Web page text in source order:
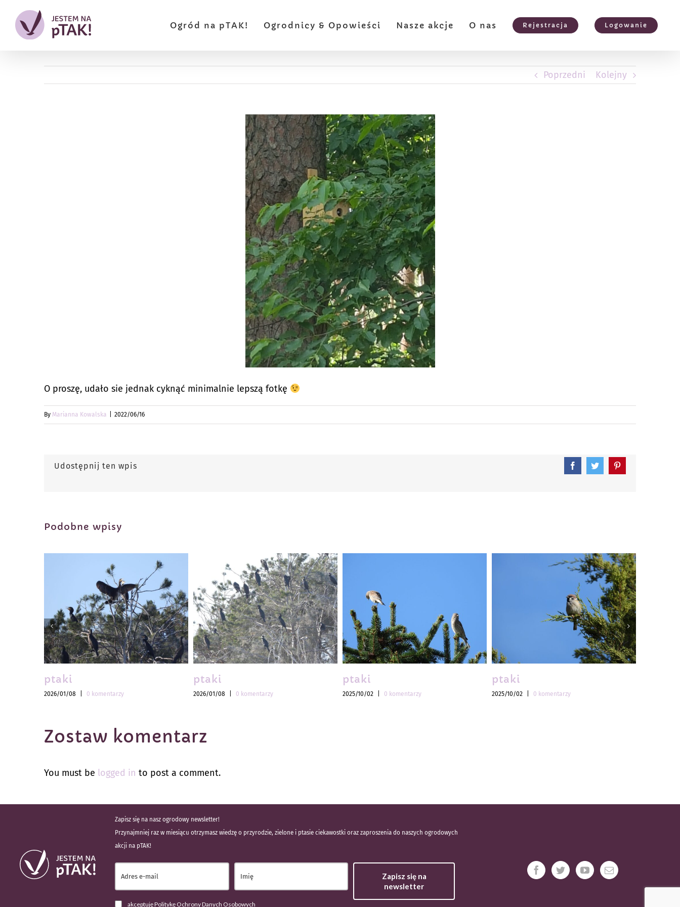
zawartości
Ogród na pTAK! Ogrodnicy & Opowieści Nasze akcje O nas Rejestracja Logowanie
Poprzedni Kolejny
O proszę, udało sie jednak cyknąć minimalnie lepszą fotkę
By Marianna Kowalska 2022/06/16
Udostępnij ten wpis FacebookTwitterPinterest
Podobne wpisy
ptaki
2026/01/08 0 komentarzy
ptaki
2026/01/08 0 komentarzy
ptaki
2025/10/02 0 komentarzy
ptaki
2025/10/02 0 komentarzy
Zostaw komentarz
You must be logged in to post a comment.
Zapisz się na nasz ogrodowy newsletter!
Przynajmniej raz w miesiącu otrzymasz wiedzę o przyrodzie, zielone i ptasie ciekawostki oraz zaproszenia do naszych ogrodowych
akcji na pTAK!
Zapisz się na
newsletter
akceptuję Politykę Ochrony Danych Osobowych